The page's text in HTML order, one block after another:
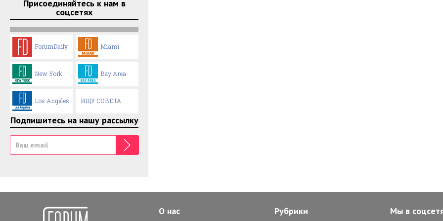
Присоединяйтесь к нам в
соцсетях
ForumDaily Miami
New York Bay Area
Los Angeles ИЩУ СОВЕТА
Подпишитесь на нашу рассылку
О нас Рубрики Мы в